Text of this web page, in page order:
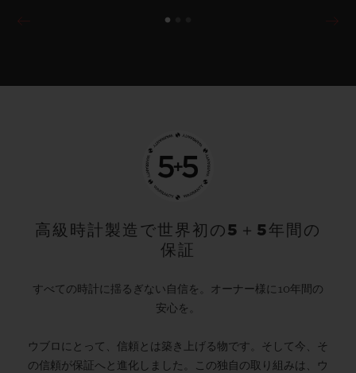
高級時計製造で世界初の5＋5年間の
保証
すべての時計に揺るぎない自信を。オーナー様に10年間の
安心を。
ウブロにとって、信頼とは築き上げる物です。そして今、そ
の信頼が保証へと進化しました。この独自の取り組みは、ウ